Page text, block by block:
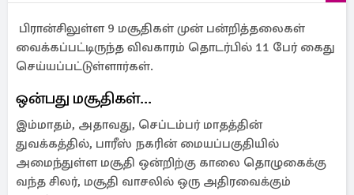
பிரான்சிலுள்ள 9 மசூதிகள் முன் பன்றித்தலைகள்
வைக்கப்பட்டிருந்த விவகாரம் தொடர்பில் 11 பேர் கைது
செய்யப்பட்டுள்ளார்கள்.
ஒன்பது மசூதிகள்...
இம்மாதம், அதாவது, செப்டம்பர் மாதத்தின்
துவக்கத்தில், பாரீஸ் நகரின் மையப்பகுதியில்
அமைந்துள்ள மசூதி ஒன்றிற்கு காலை தொழுகைக்கு
வந்த சிலர், மசூதி வாசலில் ஒரு அதிரவைக்கும்